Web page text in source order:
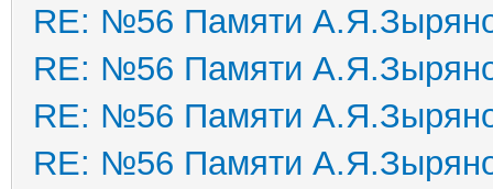
RE: №56 Памяти
RE: №56 Памяти
RE: №56 Памяти
RE: №56 Памяти